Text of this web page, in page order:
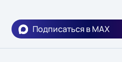
Подписаться в MAX